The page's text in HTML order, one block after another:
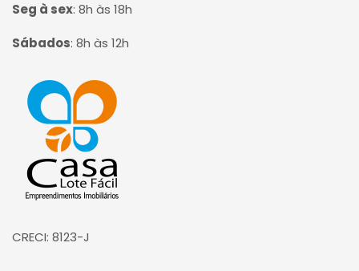
Seg à sex: 8h às 18h
Sábados: 8h às 12h
Página inicial
CRECI: 8123-J